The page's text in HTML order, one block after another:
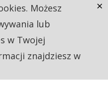
Możesz
lub
w Twojej
znajdziesz w
×